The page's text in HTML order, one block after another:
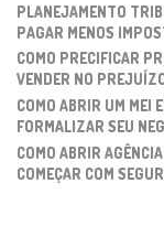
PLANEJAMENTO
PAGAR MENOS
COMO PRECIFICAR
VENDER NO
COMO ABRIR UM MEI
FORMALIZAR SEU
COMO ABRIR
COMEÇAR COM